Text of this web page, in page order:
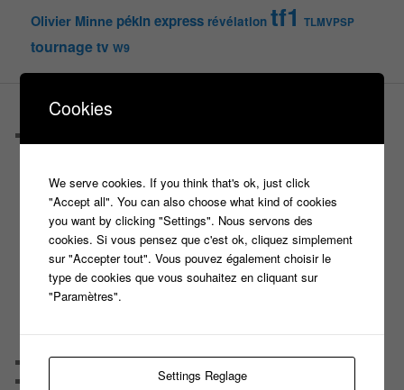
Olivier Minne pékin express révélation tf1 TLMVPSP
tournagetv W9
PAGES
Harry
Motus
Slam
C’est quoi un casting ?
Tous les castings
Les 12 coups de midi
Les Z’Amours
Chaine Youtube
Cookies
We serve cookies. If you think that's ok, just click
"Accept all". You can also choose what kind of cookies
you want by clicking "Settings". Nous servons des
cookies. Si vous pensez que c'est ok, cliquez simplement
sur "Accepter tout". Vous pouvez également choisir le
type de cookies que vous souhaitez en cliquant sur
"Paramètres".
Settings Reglage